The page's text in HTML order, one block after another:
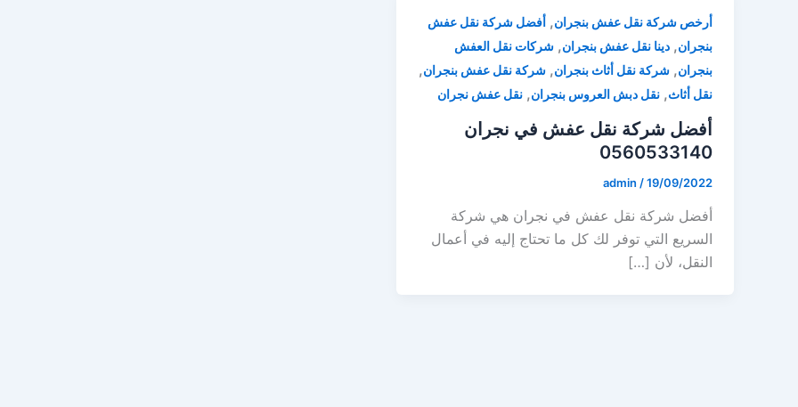
أرخص شركة نقل عفش بنجران, أفضل شركة نقل عفش
بنجران, دينا نقل عفش بنجران, شركات نقل العفش
بنجران, شركة نقل أثاث بنجران, شركة نقل عفش بنجران,
نقل أثاث, نقل دبش العروس بنجران, نقل عفش نجران
أفضل شركة نقل عفش في نجران
0560533140
admin /19/09/2022
أفضل شركة نقل عفش في نجران هي شركة
السريع التي توفر لك كل ما تحتاج إليه في أعمال
النقل، لأن […]